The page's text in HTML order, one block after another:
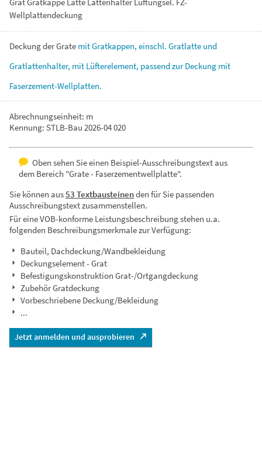
Wellplattendeckung
DeckungderGrate mitGratkappen, einschl. Gratlatte und
Gratlattenhalter, mit Lüfterelement, passendzurDeckung mit
Faserzement-Wellplatten.
Abrechnungseinheit: m
Kennung: STLB-Bau 2026-04 020
Oben sehen Sie einen Beispiel-Ausschreibungstext aus
dem Bereich "Grate - Faserzementwellplatte".
Sie können aus53 Textbausteinenden für Sie passenden
Ausschreibungstext zusammenstellen.
Für eine VOB-konforme Leistungsbeschreibung stehen u.a.
folgenden Beschreibungsmerkmale zur Verfügung:
Bauteil, Dachdeckung/Wandbekleidung
Deckungselement - Grat
Befestigungskonstruktion Grat-/Ortgangdeckung
Zubehör Gratdeckung
Vorbeschriebene Deckung/Bekleidung
...
Jetzt anmelden und ausprobieren